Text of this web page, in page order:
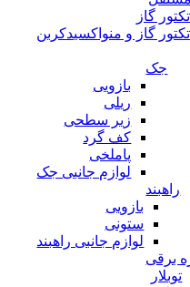
گاز
گاز و منواکسیدکربن
جک
بازویی
ریلی
زیر سطحی
کف گرد
پاملخی
لوازم جانبی جک
راهبند
بازویی
ستونی
لوازم جانبی راهبند
برقی
توبلار